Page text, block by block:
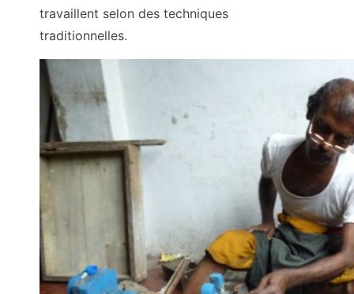
travaillent selon des techniques
traditionnelles.